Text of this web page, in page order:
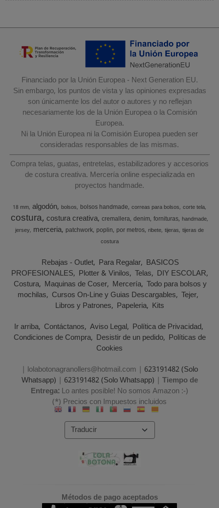
Financiado por la Unión Europea - Next Generation EU.
Sin embargo, los puntos de vista y las opiniones expresadas
son únicamente los del autor o autores y no reflejan
necesariamente los de la Unión Europea o la Comisión
Europea.
Ni la Unión Europea ni la Comisión Europea pueden ser
consideradas responsables de las mismas.
Compra telas, guatas, entretelas, estabilizadores y accesorios
de costura creativa. Mercería online especializada en
proyectos handmade.
18 mm algodón bolsos bolsos handmade correas para bolsos corte tela
costura costura creativa cremallera denim fornituras handmade
jersey merceria patchwork poplin por metros ribete tijeras tijeras de
costura
Rebajas - Outlet Para Regalar BASICOS
PROFESIONALES Plotter & Vinilos Telas DIY ESCOLAR
Costura Maquinas de Coser Mercería Todo para bolsos y
mochilas Cursos On-Line y Guias Descargables Tejer
Libros y Patrones Papeleria Kits
Ir arriba Contáctanos Aviso Legal Política de Privacidad
Condiciones de Compra Desistir de un pedido Políticas de
Cookies
| lolabotonagranollers@hotmail.com | 623191482 (Solo
Whatsapp) | 623191482 (Solo Whatsapp) | Tiempo de
Entrega:Lo antes posible! No somos Amazon :-)
(*) Precios con Impuestos incluidos
Métodos de pago aceptados